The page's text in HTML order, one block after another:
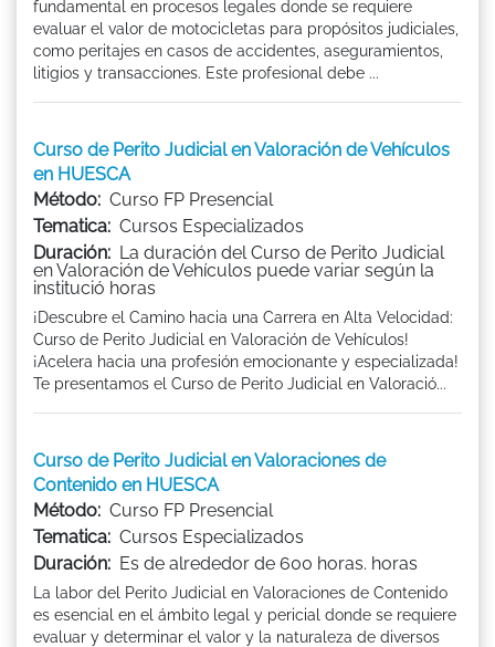
fundamental en procesos legales donde se requiere
evaluar el valor de motocicletas para propósitos judiciales,
como peritajes en casos de accidentes, aseguramientos,
litigios y transacciones. Este profesional debe ...
Curso de Perito Judicial en Valoración de Vehículos
en HUESCA
Método: Curso FP Presencial
Tematica: Cursos Especializados
Duración: La duración del Curso de Perito Judicial
en Valoración de Vehículos puede variar según la
institució horas
¡Descubre el Camino hacia una Carrera en Alta Velocidad:
Curso de Perito Judicial en Valoración de Vehículos!
¡Acelera hacia una profesión emocionante y especializada!
Te presentamos el Curso de Perito Judicial en Valoració...
Curso de Perito Judicial en Valoraciones de
Contenido en HUESCA
Método: Curso FP Presencial
Tematica: Cursos Especializados
Duración: Es de alrededor de 600 horas. horas
La labor del Perito Judicial en Valoraciones de Contenido
es esencial en el ámbito legal y pericial donde se requiere
evaluar y determinar el valor y la naturaleza de diversos